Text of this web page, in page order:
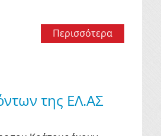
Περισσότερα
της ΕΛ.ΑΣ